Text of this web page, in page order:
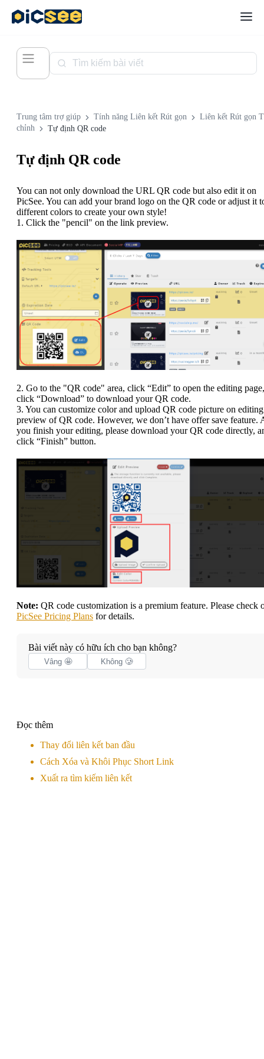
Trung tâm trợ giúp Tính năng Liên kết Rút gọn
Liên kết Rút gọn
chỉnh
Tự định QR code
Tự định QR code
You can not only download the URL QR code but also edit it on
PicSee. You can add your brand logo on the QR code or adjust it
different colors to create your own style!
1. Click the "pencil" on the link preview.
2. Go to the "QR code" area, click “Edit” to open the editing
click “Download” to download your QR code.
3. You can customize color and upload QR code picture on editing
preview of QR code. However, we don’t have offer save feature.
you finish your editing, please download your QR code directly,
click “Finish” button.
Note: QR code customization is a premium feature. Please check
PicSee Pricing Plans for details.
Bài viết này có hữu ích cho bạn không?
Vâng 🤩 Không 🥲
Đọc thêm
Thay đổi liên kết ban đầu
Cách Xóa và Khôi Phục Short Link
Xuất ra tìm kiếm liên kết